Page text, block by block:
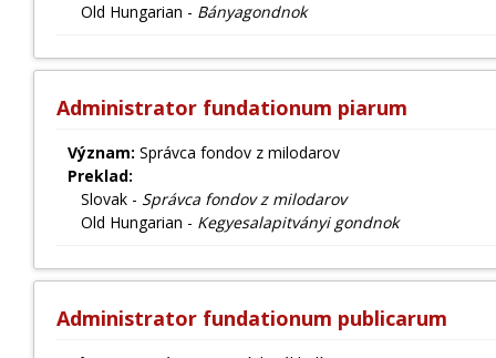
Old Hungarian - Bányagondnok
Administrator fundationum piarum
Význam: Správca fondov z milodarov
Preklad:
Slovak - Správca fondov z milodarov
Old Hungarian - Kegyesalapitványi gondnok
Administrator fundationum publicarum